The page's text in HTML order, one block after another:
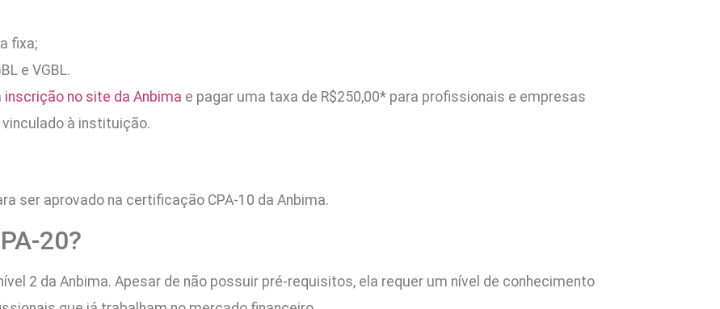
fixa;
e VGBL.
inscrição no site da Anbima e pagar uma taxa de R$250,00* para profissionais e empresas
à instituição.
ser aprovado na certificação CPA-10 da Anbima.
20?
2 da Anbima. Apesar de não possuir pré-requisitos, ela requer um nível de conhecimento